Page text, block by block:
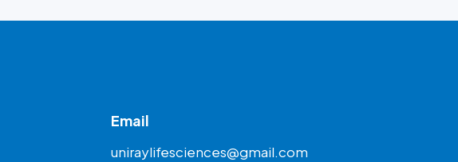
Email
uniraylifesciences@gmail.com